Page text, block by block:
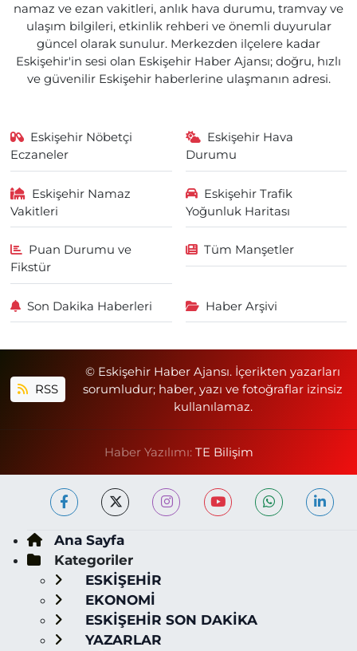
namaz ve ezan vakitleri, anlık hava durumu, tramvay ve
ulaşım bilgileri, etkinlik rehberi ve önemli duyurular
güncel olarak sunulur. Merkezden ilçelere kadar
Eskişehir'in sesi olan Eskişehir Haber Ajansı; doğru, hızlı
ve güvenilir Eskişehir haberlerine ulaşmanın adresi.
Eskişehir Nöbetçi
Eczaneler
Eskişehir Hava
Durumu
Eskişehir Namaz
Vakitleri
Eskişehir Trafik
Yoğunluk Haritası
Puan Durumu ve
Fikstür
Tüm Manşetler
Son Dakika Haberleri Haber Arşivi
RSS
© Eskişehir Haber Ajansı. İçerikten yazarları
sorumludur; haber, yazı ve fotoğraflar izinsiz
kullanılamaz.
Haber Yazılımı: TE Bilişim
Ana Sayfa
Kategoriler
ESKİŞEHİR
EKONOMİ
ESKİŞEHİR SON DAKİKA
YAZARLAR